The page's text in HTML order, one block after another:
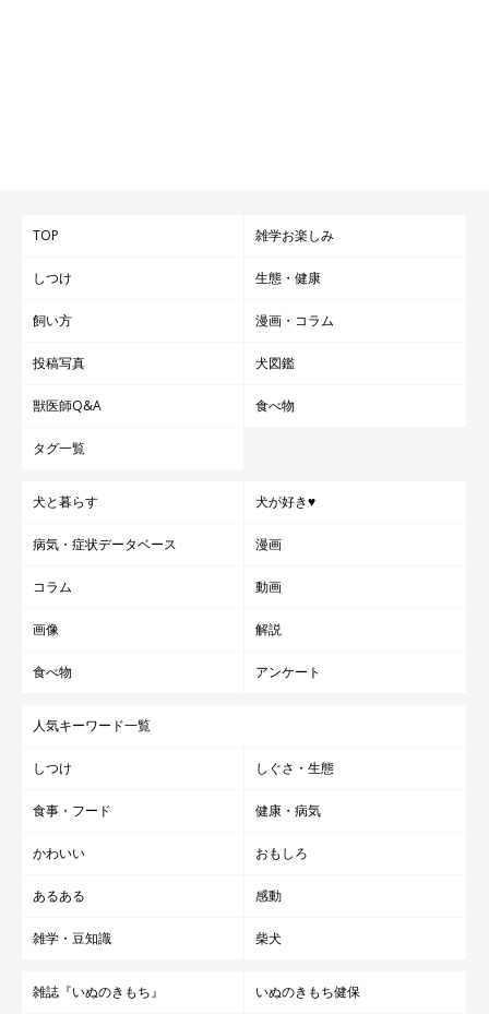
TOP 雑学お楽しみ
しつけ 生態・健康
飼い方 漫画・コラム
投稿写真 犬図鑑
獣医師Q&A 食べ物
タグ一覧
犬と暮らす 犬が好き♥
病気・症状データベース 漫画
コラム 動画
画像 解説
食べ物 アンケート
人気キーワード一覧
しつけ しぐさ・生態
食事・フード 健康・病気
かわいい おもしろ
あるある 感動
雑学・豆知識 柴犬
雑誌『いぬのきもち』 いぬのきもち健保